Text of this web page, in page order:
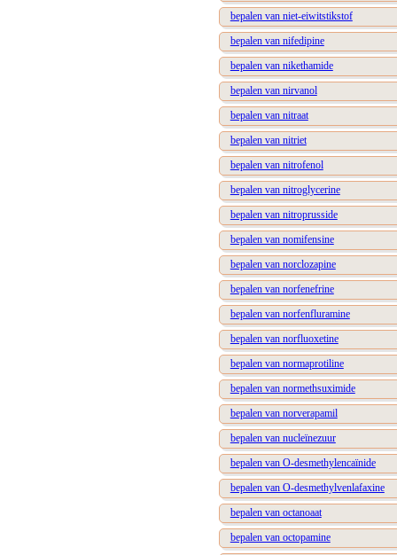
bepalen van niet-eiwitstikstof
bepalen van nifedipine
bepalen van nikethamide
bepalen van nirvanol
bepalen van nitraat
bepalen van nitriet
bepalen van nitrofenol
bepalen van nitroglycerine
bepalen van nitroprusside
bepalen van nomifensine
bepalen van norclozapine
bepalen van norfenefrine
bepalen van norfenfluramine
bepalen van norfluoxetine
bepalen van normaprotiline
bepalen van normethsuximide
bepalen van norverapamil
bepalen van nucleïnezuur
bepalen van O-desmethylencaïnide
bepalen van O-desmethylvenlafaxine
bepalen van octanoaat
bepalen van octopamine